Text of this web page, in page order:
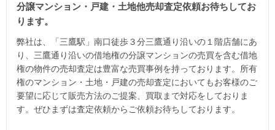
分譲マンション・戸建・土地他売却査定依頼お待ちしてお
ります。
弊社は、「三鷹駅」南口徒歩３分三鷹通り沿いの１階店舗にあ
り、三鷹通り沿いの借地権の分譲マンションの売買を含む借地
権の物件の売却査定は豊富な売買事例を持っております。所有
権のマンション・土地・戸建の売却査定においてもお客様のご
要望に応じて販売方法のご提案、買取まで対応をしておりま
す。ぜひまずは査定依頼からご依頼お待ちしております。
家査定シミュレーター
お問い合わせ